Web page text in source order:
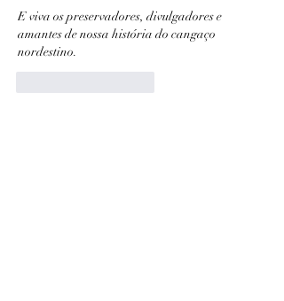
E viva os preservadores, divulgadores e
amantes de nossa história do cangaço
nordestino.